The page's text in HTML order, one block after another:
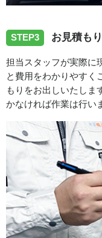
愛知県名古屋市千
伺いしました。
2026/07/27
伺いさせて頂きまし
スタッフの修理報
STEP3 お見積もり
担当スタッフが実際に
と費用をわかりやすく
もりをお出しいたしま
かなければ作業は行い